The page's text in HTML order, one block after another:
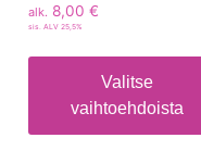
alk. 8,00 €
sis. ALV 25,5%
Valitse
vaihtoehdoista